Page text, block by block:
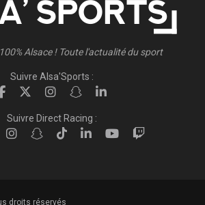
Alsace ! Toute l'actualité du sport
Suivre Alsa'Sports :
Suivre Direct Racing :
droits réservés